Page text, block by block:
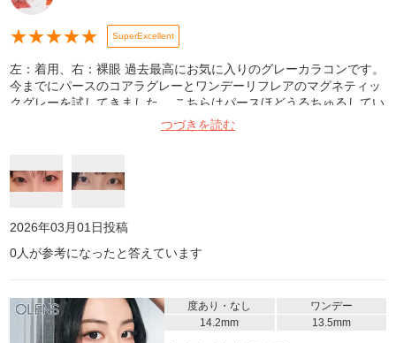
★★★★★ SuperExcellent
左：着用、右：裸眼 過去最高にお気に入りのグレーカラコンです。
今までにパースのコアラグレーとワンデーリフレアのマグネティッ
クグレーを試してきました。 こちらはパースほどうるちゅるしてい
ないので馴染みよく、着色直径13.6mmですが、大き過ぎる印象は
ないです。 かといって、ワンデーリフレアほど力強いグレーアイに
クに合わせやすい、でもしっかりグレーなカラコンです。 リピ確で
す♡
つづきを読む
2026年03月01日投稿
0人が参考になったと答えています
度あり・なし
ワンデー
14.2mm
13.5mm